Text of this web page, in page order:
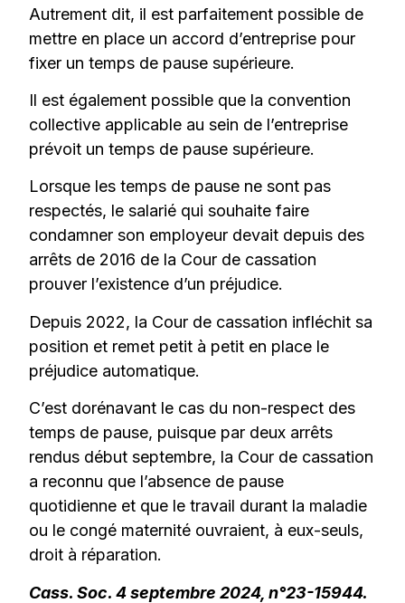
Autrement dit, il est parfaitement possible de
mettre en place un accord d’entreprise pour
fixer un temps de pause supérieure.
Il est également possible que la convention
collective applicable au sein de l’entreprise
prévoit un temps de pause supérieure.
Lorsque les temps de pause ne sont pas
respectés, le salarié qui souhaite faire
condamner son employeur devait depuis des
arrêts de 2016 de la Cour de cassation
prouver l’existence d’un préjudice.
Depuis 2022, la Cour de cassation infléchit sa
position et remet petit à petit en place le
préjudice automatique.
C’est dorénavant le cas du non-respect des
temps de pause, puisque par deux arrêts
rendus début septembre, la Cour de cassation
a reconnu que l’absence de pause
quotidienne et que le travail durant la maladie
ou le congé maternité ouvraient, à eux-seuls,
droit à réparation.
Cass. Soc. 4 septembre 2024, n°23-15944.